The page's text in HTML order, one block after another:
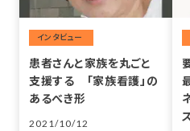
投稿
患者さんと家族を丸ごと
支援する 「家族看護」の
あるべき形
2021/10/12